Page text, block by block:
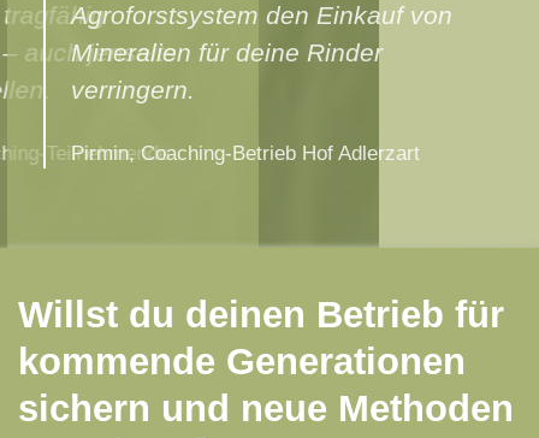
Agroforstsystem den Einkauf von
Mineralien für deine Rinder
verringern.
Pirmin, Coaching-Betrieb Hof Adlerzart
Willst du deinen Betrieb für
kommende Generationen
sichern und neue Methoden